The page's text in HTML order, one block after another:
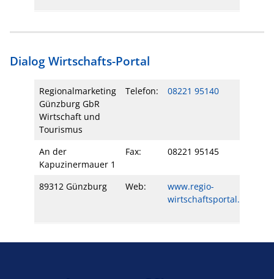
Dialog Wirtschafts-Portal
Regionalmarketing
Günzburg GbR
Wirtschaft und
Tourismus
Telefon: 08221 95140
An der
Kapuzinermauer 1
Fax: 08221 95145
89312 Günzburg Web:
www.regio-
wirtschaftsportal.de